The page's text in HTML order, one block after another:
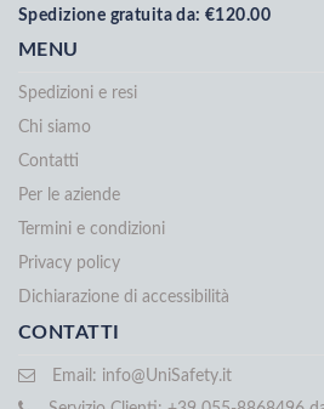
Spedizione gratuita da: €120.00
MENU
Spedizioni e resi
Chi siamo
Contatti
Per le aziende
Termini e condizioni
Privacy policy
Dichiarazione di accessibilità
CONTATTI
Email: info@UniSafety.it